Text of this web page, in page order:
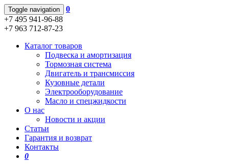
Toggle navigation
0
+7 495 941-96-88
+7 963 712-87-23
Каталог товаров
Подвеска и амортизация
Тормозная система
Двигатель и трансмиссия
Кузовные детали
Электрооборудование
Масло и спецжидкости
О нас
Новости и акции
Статьи
Гарантия и возврат
Контакты
0